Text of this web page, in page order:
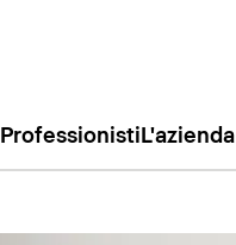
Professionisti L'azienda